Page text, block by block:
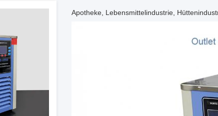
Apotheke, Lebensmittelindustrie,